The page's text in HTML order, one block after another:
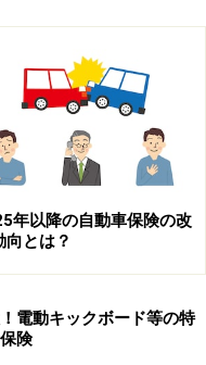
段階1回目）
段階2回目）
ですが、火災保険の
ください。
。
年以降の自動車保険の改
向とは？
電動キックボード等の特
険